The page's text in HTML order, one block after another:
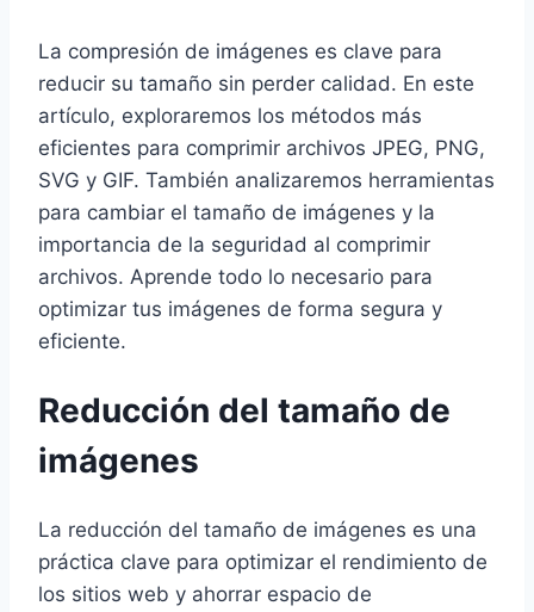
La compresión de imágenes es clave para
reducir su tamaño sin perder calidad. En este
artículo, exploraremos los métodos más
eficientes para comprimir archivos JPEG, PNG,
SVG y GIF. También analizaremos herramientas
para cambiar el tamaño de imágenes y la
importancia de la seguridad al comprimir
archivos. Aprende todo lo necesario para
optimizar tus imágenes de forma segura y
eficiente.
Reducción del tamaño de
imágenes
La reducción del tamaño de imágenes es una
práctica clave para optimizar el rendimiento de
los sitios web y ahorrar espacio de